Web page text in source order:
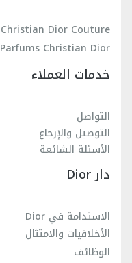
Christian Dior Couture
Parfums Christian Dior
خدمات العملاء
التواصل
التوصيل والإرجاع
الأسئلة الشائعة
دار Dior
الاستدامة في Dior
الأخلاقيات والامتثال
الوظائف